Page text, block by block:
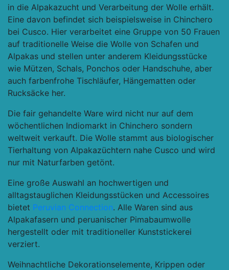
in die Alpakazucht und Verarbeitung der Wolle erhält.
Eine davon befindet sich beispielsweise in Chinchero
bei Cusco. Hier verarbeitet eine Gruppe von 50 Frauen
auf traditionelle Weise die Wolle von Schafen und
Alpakas und stellen unter anderem Kleidungsstücke
wie Mützen, Schals, Ponchos oder Handschuhe, aber
auch farbenfrohe Tischläufer, Hängematten oder
Rucksäcke her.
Die fair gehandelte Ware wird nicht nur auf dem
wöchentlichen Indiomarkt in Chinchero sondern
weltweit verkauft. Die Wolle stammt aus biologischer
Tierhaltung von Alpakazüchtern nahe Cusco und wird
nur mit Naturfarben getönt.
Eine große Auswahl an hochwertigen und
alltagstauglichen Kleidungsstücken und Accessoires
bietet Peruvian Connection. Alle Waren sind aus
Alpakafasern und peruanischer Pimabaumwolle
hergestellt oder mit traditioneller Kunststickerei
verziert.
Weihnachtliche Dekorationselemente, Krippen oder